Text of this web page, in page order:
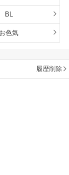
BL
お色気
履歴削除